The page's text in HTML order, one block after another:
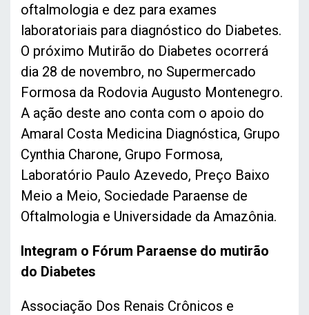
oftalmologia e dez para exames
laboratoriais para diagnóstico do Diabetes.
O próximo Mutirão do Diabetes ocorrerá
dia 28 de novembro, no Supermercado
Formosa da Rodovia Augusto Montenegro.
A ação deste ano conta com o apoio do
Amaral Costa Medicina Diagnóstica, Grupo
Cynthia Charone, Grupo Formosa,
Laboratório Paulo Azevedo, Preço Baixo
Meio a Meio, Sociedade Paraense de
Oftalmologia e Universidade da Amazônia.
Integram o Fórum Paraense do mutirão
do Diabetes
Associação Dos Renais Crônicos e